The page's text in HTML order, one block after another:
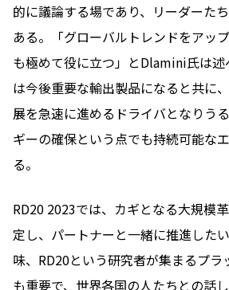
的に議論する場であり、リーダーた
ある。「グローバルトレンドをアッ
も極めて役に立つ」とDlamini氏は述
は今後重要な輸出製品になると共に
展を急速に進めるドライバとなりう
ギーの確保という点でも持続可能な
る。
RD20 2023では、カギとなる大規模
定し、パートナーと一緒に推進した
味、RD20という研究者が集まるプラ
も重要で、世界各国の人たちとの話